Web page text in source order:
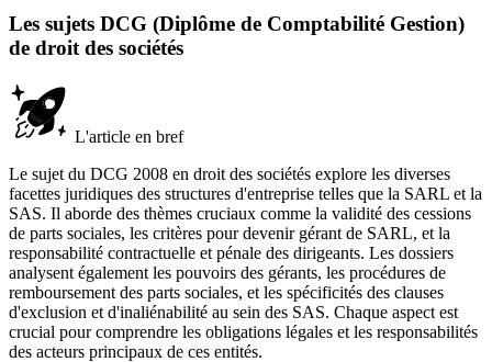
Les sujets DCG (Diplôme de Comptabilité Gestion)
de droit des sociétés
L'article en bref
Le sujet du DCG 2008 en droit des sociétés explore les diverses
facettes juridiques des structures d'entreprise telles que la SARL et la
SAS. Il aborde des thèmes cruciaux comme la validité des cessions
de parts sociales, les critères pour devenir gérant de SARL, et la
responsabilité contractuelle et pénale des dirigeants. Les dossiers
analysent également les pouvoirs des gérants, les procédures de
remboursement des parts sociales, et les spécificités des clauses
d'exclusion et d'inaliénabilité au sein des SAS. Chaque aspect est
crucial pour comprendre les obligations légales et les responsabilités
des acteurs principaux de ces entités.